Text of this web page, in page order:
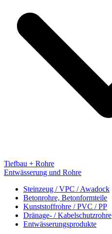
Tiefbau + Rohre
Entwässerung und Rohre
Steinzeug / VPC / Awadock
Betonrohre, Betonformteile
Kunststoffrohre / PVC / PP
Dränage- / Kabelschutzrohre
Entwässerungsprodukte